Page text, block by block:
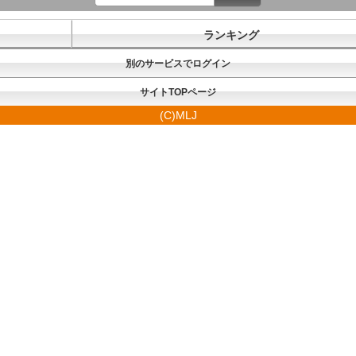
ランキング
別のサービスでログイン
サイトTOPページ
(C)MLJ